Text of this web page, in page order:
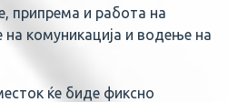
припрема и работа на
комуникација и водење на
ќе биде фиксно